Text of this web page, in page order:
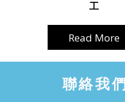
工
Read More
聯絡我們